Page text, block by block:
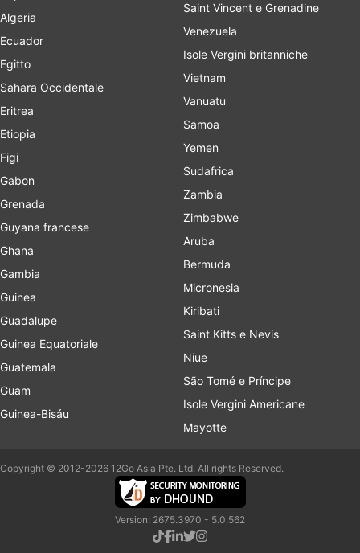
Algeria
Ecuador
Egitto
Sahara Occidentale
Eritrea
Etiopia
Figi
Gabon
Grenada
Guyana francese
Ghana
Gambia
Guinea
Guadalupe
Guinea Equatoriale
Guatemala
Guam
Guinea-Bisáu
Saint Vincent e Grenadine
Venezuela
Isole Vergini britanniche
Vietnam
Vanuatu
Samoa
Yemen
Sudafrica
Zambia
Zimbabwe
Aruba
Bermuda
Micronesia
Kiribati
Saint Kitts e Nevis
Niue
São Tomé e Príncipe
Isole Vergini Americane
Mayotte
Copyright © 2012-2026 12Go Asia Pte. Ltd. All rights Reserved.
Version: 2675.3970 - 5.0.562